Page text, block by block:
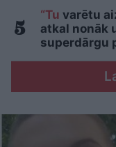
“Tu varētu
atkal nonāk
superdārgu